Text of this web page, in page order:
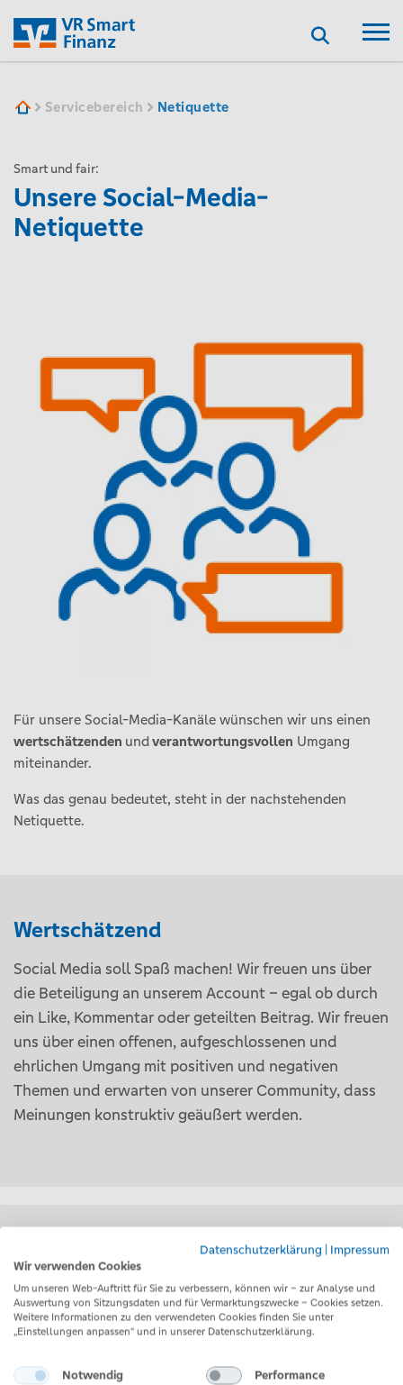
VR SF
Servicebereich Netiquette
Smart und fair:
Unsere Social-Media-
Netiquette
Für unsere Social-Media-Kanäle wünschen wir uns einen
wertschätzenden undverantwortungsvollen Umgang
miteinander.
Was das genau bedeutet, steht in der nachstehenden
Netiquette.
Wertschätzend
Social Media soll Spaß machen! Wir freuen uns über
die Beteiligung an unserem Account – egal ob durch
ein Like, Kommentar oder geteilten Beitrag. Wir freuen
uns über einen offenen, aufgeschlossenen und
ehrlichen Umgang mit positiven und negativen
Themen und erwarten von unserer Community, dass
Meinungen konstruktiv geäußert werden.
Verantwortungsvoll
Ein respektvoller Umgang miteinander steht für uns
an erster Stelle. Jede/r ist für das verantwortlich, was
behalten uns deshalb vor, Kommentare laufend zu
Datenschutzerklärung | Impressum
Wir verwenden Cookies
Um unseren Web-Auftritt für Sie zu verbessern, können wir – zur Analyse und
Auswertung von Sitzungsdaten und für Vermarktungszwecke – Cookies setzen.
Weitere Informationen zu den verwendeten Cookies finden Sie unter
„Einstellungen anpassen“ und in unserer Datenschutzerklärung.
Notwendig Performance